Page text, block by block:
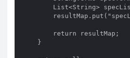
List<String>
        return resultMap;
    }